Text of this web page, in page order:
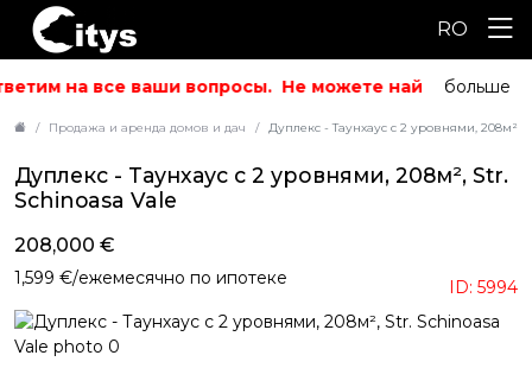
RO
на все ваши вопросы. Не можете найти то, что
больше
Продажа и аренда домов и дач Дуплекс - Таунхаус с 2 уровнями, 208м²,
Дуплекс - Таунхаус с 2 уровнями, 208м², Str.
Schinoasa Vale
ID: 5994
208,000 €
1,599 €/ежемесячно по ипотеке